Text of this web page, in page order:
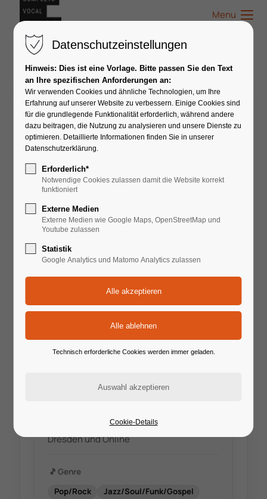
Menu
Luise Straßheim
https://stimmschmiede-luise.de/
kontakt@stimmschmiede-luise.de
Dresden und Online
🎵 Genre
Pop/Rock
Jazz/Soul/Funk/Gospel
Datenschutzeinstellungen
Hinweis: Dies ist eine Vorlage. Bitte passen Sie den Text
an Ihre spezifischen Anforderungen an:
Wir verwenden Cookies und ähnliche Technologien, um Ihre
Erfahrung auf unserer Website zu verbessern. Einige Cookies sind
für die grundlegende Funktionalität erforderlich, während andere
dazu beitragen, die Nutzung zu analysieren und unsere Dienste zu
optimieren. Detaillierte Informationen finden Sie in unserer
Datenschutzerklärung.
Erforderlich*
Notwendige Cookies zulassen damit die Website korrekt
funktioniert
Externe Medien
Externe Medien wie Google Maps, OpenStreetMap und
Youtube zulassen
Statistik
Google Analytics und Matomo Analytics zulassen
Technisch erforderliche Cookies werden immer geladen.
Cookie-Details